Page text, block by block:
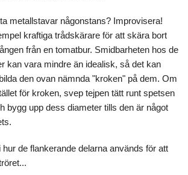
metallstavar någonstans? Improvisera!
kraftiga trådskärare för att skära bort
från en tomatbur. Smidbarheten hos de
kan vara mindre än idealisk, så det kan
den ovan nämnda "kroken" på dem. Om
för kroken, svep tejpen tätt runt spetsen
bygg upp dess diameter tills den är något
de flankerande delarna används för att